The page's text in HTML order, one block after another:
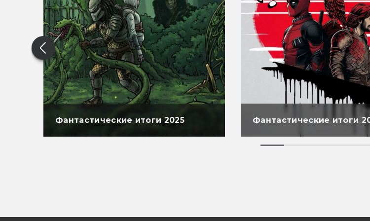
Фантастические итоги 2025 Фантастические итоги